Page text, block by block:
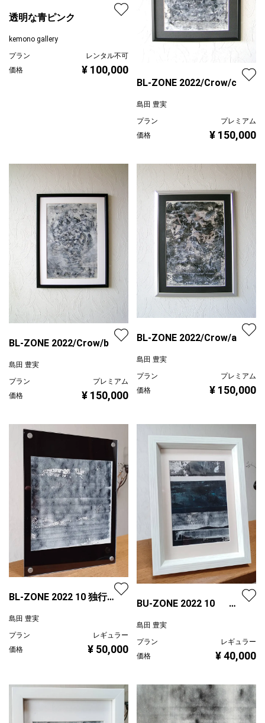
透明な青ピンク
kemono gallery
プラン
レンタル不可
価格
¥ 100,000
BL-ZONE 2022/Crow/c
島田 豊実
プラン
プレミアム
価格
¥ 150,000
BL-ZONE 2022/Crow/b
島田 豊実
プラン
プレミアム
価格
¥ 150,000
BL-ZONE 2022/Crow/a
島田 豊実
プラン
プレミアム
価格
¥ 150,000
BL-ZONE 2022 10 独行
島田 豊実
プラン
レギュラー
価格
¥ 50,000
BU-ZONE 2022 10 Ｋ
島田 豊実
プラン
レギュラー
価格
¥ 40,000